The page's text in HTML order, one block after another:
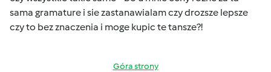
sama gramature i sie zastanawialam czy drozsze lepsze
czy to bez znaczenia i moge kupic te tansze?!
Góra strony